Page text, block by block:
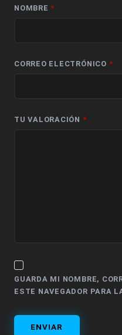
NOMBRE *
CORREO ELECTRÓNICO *
TU VALORACIÓN *
GUARDA MI NOMBRE,
ESTE NAVEGADOR PARA
ENVIAR